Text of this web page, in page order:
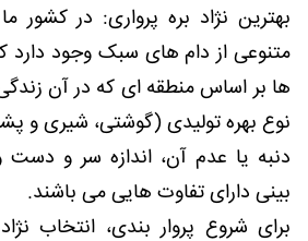
بهترین نژاد بره پرواری: در کشور
متنوعی از دام های سبک وجود دارد
ها بر اساس منطقه ای که در آن
نوع بهره تولیدی (گوشتی، شیری و
دنبه یا عدم آن، اندازه سر و
بینی دارای تفاوت هایی می باشند.
برای شروع پروار بندی، انتخاب